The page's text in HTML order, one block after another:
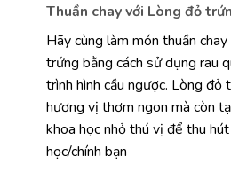
Thuần chay với Lòng đỏ
Hãy cùng làm món thuần
trứng bằng cách sử dụng rau
trình hình cầu ngược. Lòng đỏ
hương vị thơm ngon mà còn
khoa học nhỏ thú vị để thu
học/chính bạn